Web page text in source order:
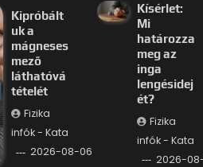
Kipróbált
uk a
mágneses
mező
láthatóvá
tételét
Fizika
infók - Kata
2026-08-06
Kísérlet:
Mi
határozza
meg az
inga
lengésidej
ét?
Fizika
infók - Kata
2026-